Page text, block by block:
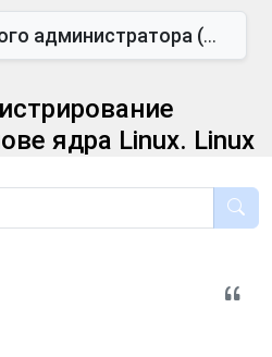
(последняя пятница июля)
ядра Linux. Linux